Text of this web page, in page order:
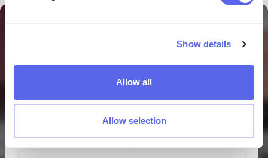
Show details
Allow all
Allow selection